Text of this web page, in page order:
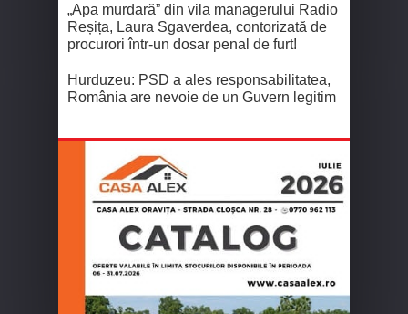
„Apa murdară” din vila managerului Radio
Reșița, Laura Sgaverdea, contorizată de
procurori într-un dosar penal de furt!
Hurduzeu: PSD a ales responsabilitatea,
România are nevoie de un Guvern legitim